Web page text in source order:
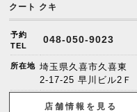
クート クキ
予約
TEL
048-050-9023
所在地 埼玉県久喜市久喜東
2-17-25 早川ビル2Ｆ
店舗情報を見る